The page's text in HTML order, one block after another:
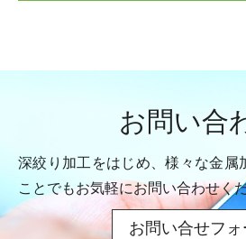
お問い合
深絞り加工をはじめ、様々な金属
ことでもお気軽にお問い合わせく
お問い合せフォ